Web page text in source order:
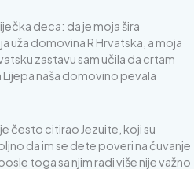
deca: da je moja šira
uža domovina R Hrvatska, a moja
zastavu sam učila da crtam
naša domovino pevala
često citirao Jezuite, koji su
da im se dete poveri na čuvanje
toga sa njim radi više nije važno